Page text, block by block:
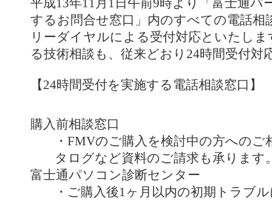
平成13年11月1日午前9時より「富士通パ
するお問合せ窓口」内のすべての電話相
リーダイヤルによる受付対応といたし
る技術相談も、従来どおり24時間受付対
【24時間受付を実施する電話相談窓口】
購入前相談窓口
・FMVのご購入を検討中の方へのご
タログなど資料のご請求も承ります
富士通パソコン診断センター
・ご購入後1ヶ月以内の初期トラブ